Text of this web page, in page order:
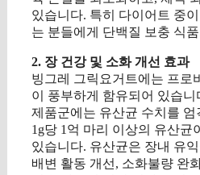
있습니다. 특히 다이어트 중
는 분들에게 단백질 보충 식
2. 장 건강 및 소화 개선 효과
빙그레 그릭요거트에는 프로
이 풍부하게 함유되어 있습니
제품군에는 유산균 수치를
1g당 1억 마리 이상의 유산균
있습니다. 유산균은 장내 유
배변 활동 개선, 소화불량 완